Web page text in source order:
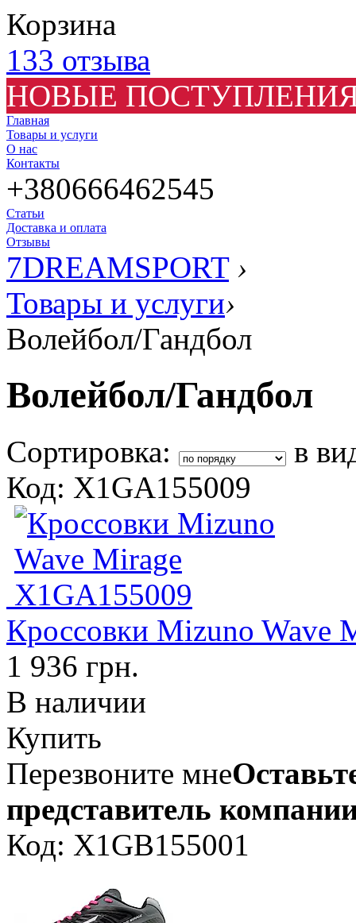
Корзина
133 отзыва
НОВЫЕ
Главная
Товары и услуги
О нас
Контакты
+380666462545
Статьи
Доставка и оплата
Отзывы
7DREAMSPORT ›
Товары и услуги›
Волейбол/Гандбол
Волейбол/Гандбол
Сортировка:
в
Код: X1GA155009
Кроссовки Mizuno Wave
1 936 грн.
В наличии
Купить
Перезвоните мне
представитель
Код: X1GB155001